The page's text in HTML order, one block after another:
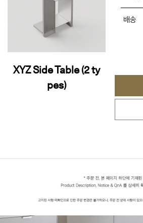
XYZ Side Table (2 ty
pes)
배송